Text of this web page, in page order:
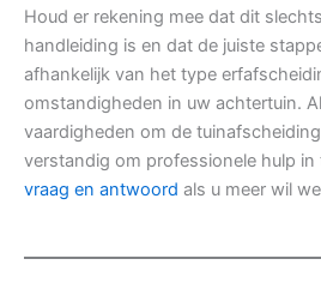
Houd er rekening mee dat dit
handleiding is en dat de juiste
afhankelijk van het type
omstandigheden in uw achtertuin.
vaardigheden om de
verstandig om professionele hulp in
vraag en antwoord als u meer wil